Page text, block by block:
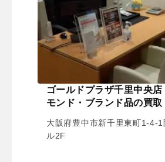
ゴールドプラザ千里中央
モンド・ブランド品の買取
大阪府豊中市新千里東町1-4-
ル2F